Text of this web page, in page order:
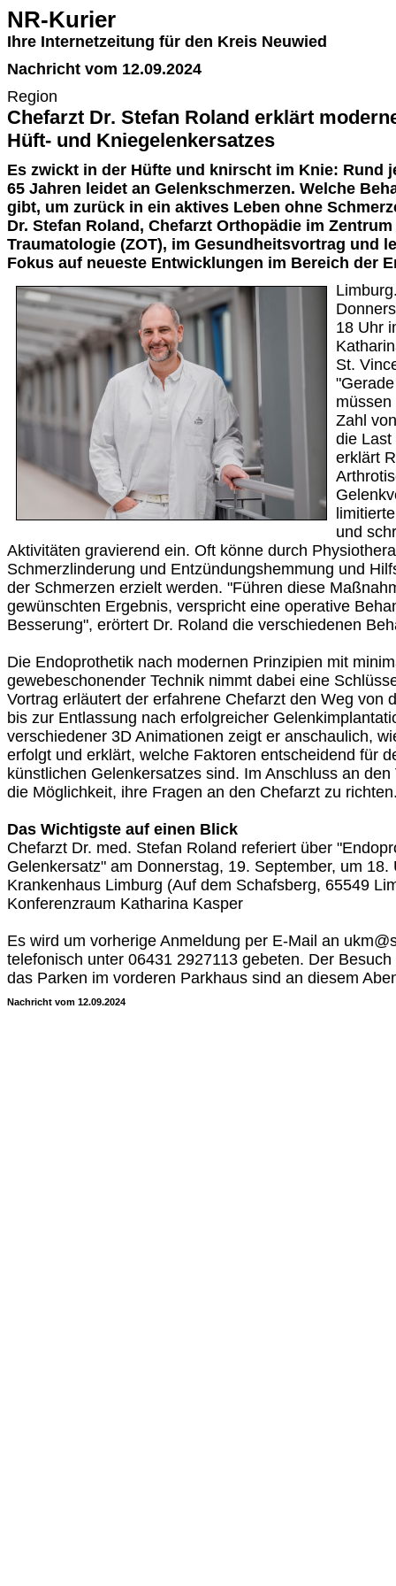
NR-Kurier
Ihre Internetzeitung für den Kreis Neuwied
Nachricht vom 12.09.2024
Region
Chefarzt Dr. Stefan Roland erklärt
Hüft- und Kniegelenkersatzes
Es zwickt in der Hüfte und knirscht im Knie: Rund
65 Jahren leidet an Gelenkschmerzen. Welche
gibt, um zurück in ein aktives Leben ohne
Dr. Stefan Roland, Chefarzt Orthopädie im
Traumatologie (ZOT), im Gesundheitsvortrag und
Fokus auf neueste Entwicklungen im Bereich der
18 Uhr
St.
Zahl
die Last
erklärt
und
Aktivitäten gravierend ein. Oft könne durch
Schmerzlinderung und Entzündungshemmung und
der Schmerzen erzielt werden. "Führen diese
gewünschten Ergebnis, verspricht eine operative
Besserung", erörtert Dr. Roland die verschiedenen
Die Endoprothetik nach modernen Prinzipien mit
gewebeschonender Technik nimmt dabei eine
Vortrag erläutert der erfahrene Chefarzt den Weg von
bis zur Entlassung nach erfolgreicher
verschiedener 3D Animationen zeigt er anschaulich,
erfolgt und erklärt, welche Faktoren entscheidend für
künstlichen Gelenkersatzes sind. Im Anschluss an
die Möglichkeit, ihre Fragen an den Chefarzt zu
Das Wichtigste auf einen Blick
Chefarzt Dr. med. Stefan Roland referiert über
Gelenkersatz" am Donnerstag, 19. September, um 18.
Krankenhaus Limburg (Auf dem Schafsberg, 65549
Konferenzraum Katharina Kasper
Es wird um vorherige Anmeldung per E-Mail an
telefonisch unter 06431 2927113 gebeten. Der
das Parken im vorderen Parkhaus sind an diesem
Nachricht vom 12.09.2024